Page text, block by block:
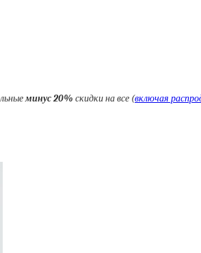
минус 20% скидки на все (включая